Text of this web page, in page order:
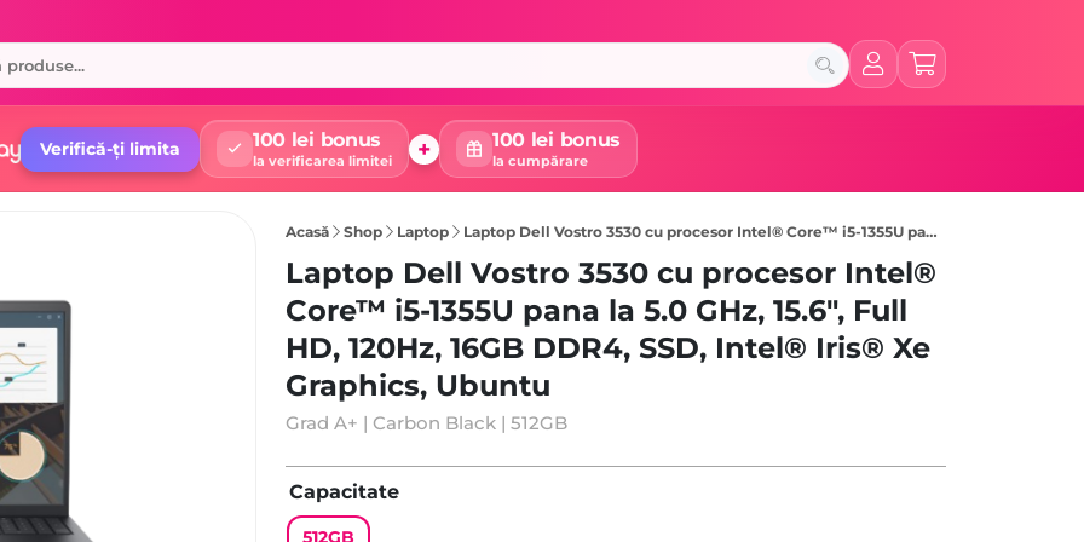
Verifică-ți limita 100 lei bonus
la verificarea limitei + 100 lei bonus
la cumpărare
Acasă Shop Laptop Laptop Dell Vostro 3530 cu procesor Intel® Core™ i5-1355U pana la 5.0 GHz, 15.6″, Full HD, 120Hz, 16GB DDR4, 512GB SSD, Intel® Iris® Xe Graphics, Ubuntu, Carbon Black
Laptop Dell Vostro 3530 cu procesor Intel®
Core™ i5-1355U pana la 5.0 GHz, 15.6", Full
HD, 120Hz, 16GB DDR4, SSD, Intel® Iris® Xe
Graphics, Ubuntu
Grad A+ | Carbon Black | 512GB
Capacitate
512GB